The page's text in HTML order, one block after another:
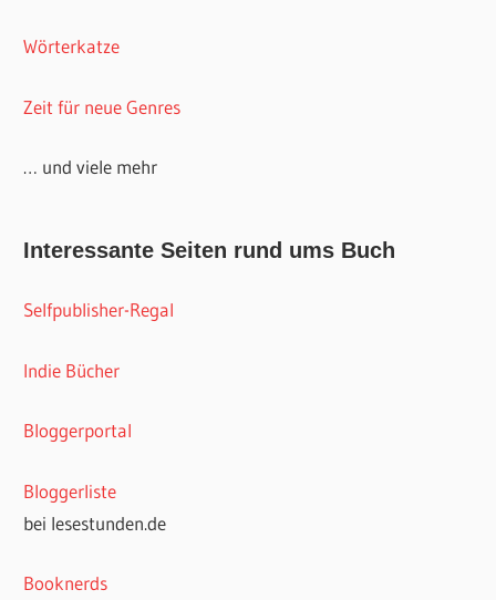
Wörterkatze
Zeit für neue Genres
… und viele mehr
Interessante Seiten rund ums Buch
Selfpublisher-Regal
Indie Bücher
Bloggerportal
Bloggerliste
bei lesestunden.de
Booknerds